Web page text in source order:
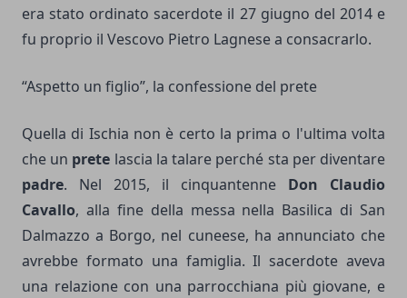
era stato ordinato sacerdote il 27 giugno del 2014 e
fu proprio il Vescovo Pietro Lagnese a consacrarlo.
“Aspetto un figlio”, la confessione del prete
Quella di Ischia non è certo la prima o l'ultima volta
che un prete lascia la talare perché sta per diventare
padre. Nel 2015, il cinquantenne Don Claudio
Cavallo, alla fine della messa nella Basilica di San
Dalmazzo a Borgo, nel cuneese, ha annunciato che
avrebbe formato una famiglia. Il sacerdote aveva
una relazione con una parrocchiana più giovane, e